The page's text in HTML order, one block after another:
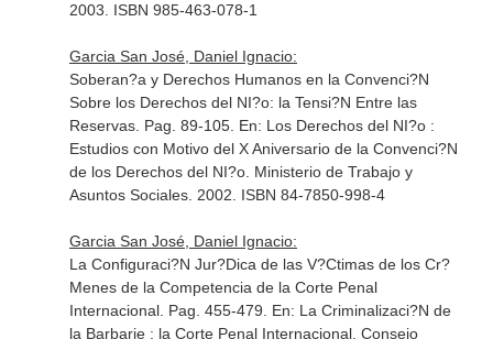
2003. ISBN 985-463-078-1
Garcia San José, Daniel Ignacio:
Soberan?a y Derechos Humanos en la Convenci?N
Sobre los Derechos del NI?o: la Tensi?N Entre las
Reservas. Pag. 89-105. En: Los Derechos del NI?o :
Estudios con Motivo del X Aniversario de la Convenci?N
de los Derechos del NI?o. Ministerio de Trabajo y
Asuntos Sociales. 2002. ISBN 84-7850-998-4
Garcia San José, Daniel Ignacio:
La Configuraci?N Jur?Dica de las V?Ctimas de los Cr?
Menes de la Competencia de la Corte Penal
Internacional. Pag. 455-479. En: La Criminalizaci?N de
la Barbarie : la Corte Penal Internacional. Consejo